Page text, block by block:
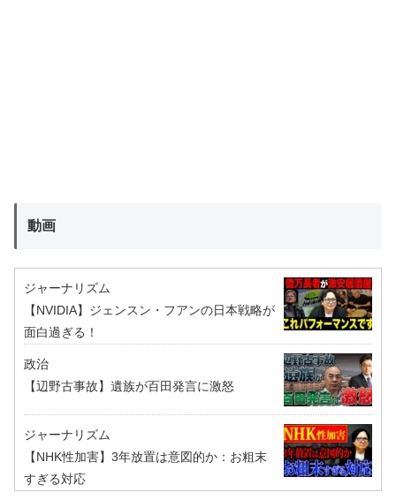
動画
ジャーナリズム
【NVIDIA】ジェンスン・フアンの日本戦略が
面白過ぎる！
政治
【辺野古事故】遺族が百田発言に激怒
ジャーナリズム
【NHK性加害】3年放置は意図的か：お粗末
すぎる対応